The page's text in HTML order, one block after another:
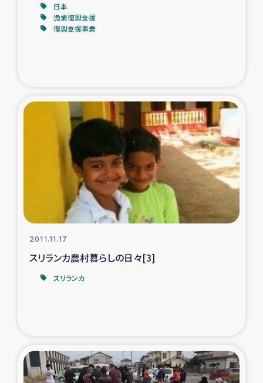
レバノンでのシリア難民・レバノン人への農業支援
石巻市街地在宅被災者支援
復興応援隊の活動
仮設住宅生活支援・農業復興支援
漁業復興支援
経済自立支援事業
ガザ地区における羊の畜産支援
日本
漁業復興支援
復興支援事業
2011.11.17
スリランカ農村暮らしの日々[3]
スリランカ